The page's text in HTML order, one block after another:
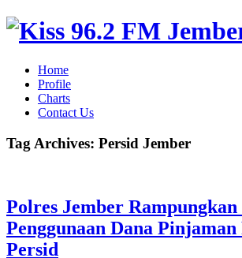
Home
Profile
Charts
Contact Us
Tag Archives: Persid Jember
Polres Jember
Penggunaan Dana Pinjaman
Persid